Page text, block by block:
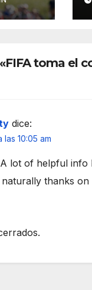
toma el
dice:
las 10:05 am
lot of helpful info
thanks